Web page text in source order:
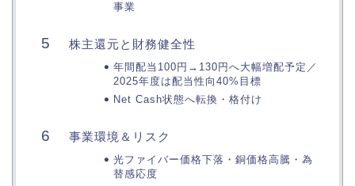
事業
株主還元と財務健全性
年間配当100円→130円へ大幅増配予定／
2025年度は配当性向40%目標
Net Cash状態へ転換・格付け
事業環境＆リスク
光ファイバー価格下落・銅価格高騰・為
替感応度